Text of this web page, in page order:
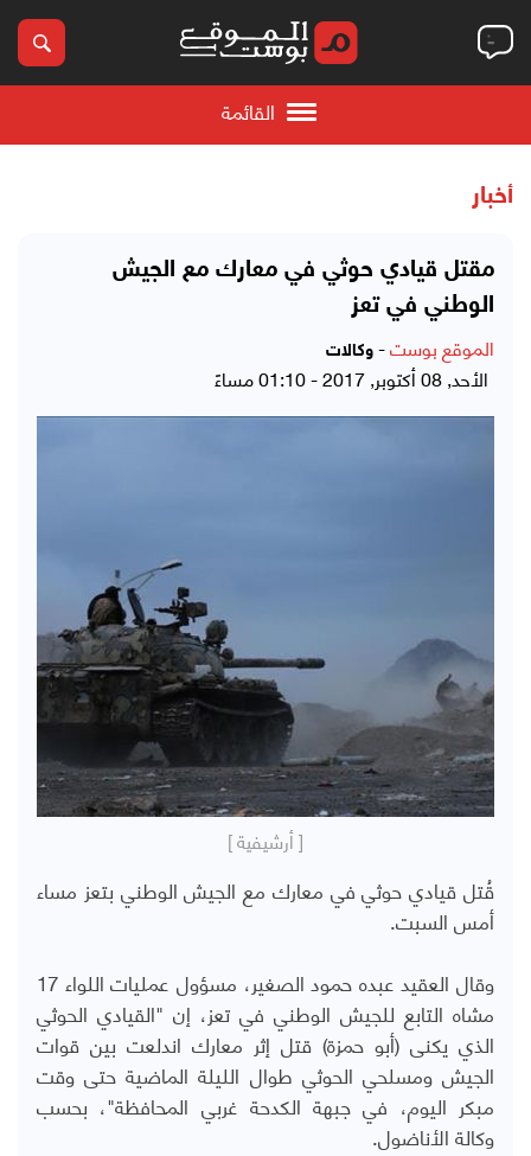
القائمة
أخبار
مقتل قيادي حوثي في معارك مع الجيش
الوطني في تعز
الموقع بوست- وكالات
الأحد, 08 أكتوبر, 2017 - 01:10 مساءً
[ أرشيفية ]
قُتل قيادي حوثي في معارك مع الجيش الوطني بتعز مساء
أمس السبت.
وقال العقيد عبده حمود الصغير، مسؤول عمليات اللواء 17
مشاه التابع للجيش الوطني في تعز، إن "القيادي الحوثي
الذي يكنى (أبو حمزة) قتل إثر معارك اندلعت بين قوات
الجيش ومسلحي الحوثي طوال الليلة الماضية حتى وقت
مبكر اليوم، في جبهة الكدحة غربي المحافظة"، بحسب
وكالة الأناضول.